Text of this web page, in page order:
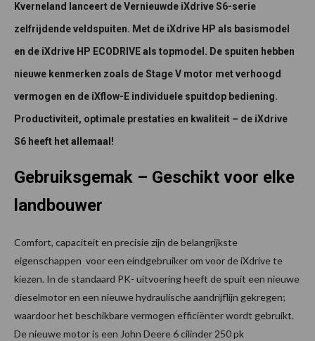
Kverneland lanceert de Vernieuwde iXdrive S6-serie
zelfrijdende veldspuiten. Met de iXdrive HP als basismodel
en de iXdrive HP ECODRIVE als topmodel. De spuiten hebben
nieuwe kenmerken zoals de Stage V motor met verhoogd
vermogen en de iXflow-E individuele spuitdop bediening.
Productiviteit, optimale prestaties en kwaliteit – de iXdrive
S6 heeft het allemaal!
Gebruiksgemak – Geschikt voor elke
landbouwer
Comfort, capaciteit en precisie zijn de belangrijkste
eigenschappen voor een eindgebruiker om voor de iXdrive te
kiezen. In de standaard PK- uitvoering heeft de spuit een nieuwe
dieselmotor en een nieuwe hydraulische aandrijflijn gekregen;
waardoor het beschikbare vermogen efficiënter wordt gebruikt.
De nieuwe motor is een John Deere 6 cilinder 250 pk